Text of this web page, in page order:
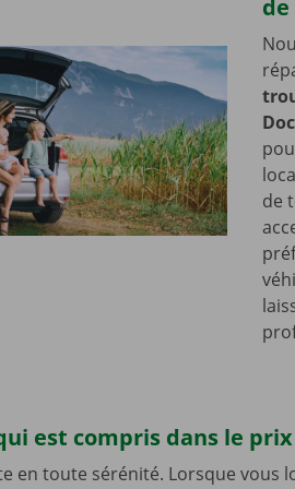
de
est compris dans le
en toute sérénité. Lorsque vous